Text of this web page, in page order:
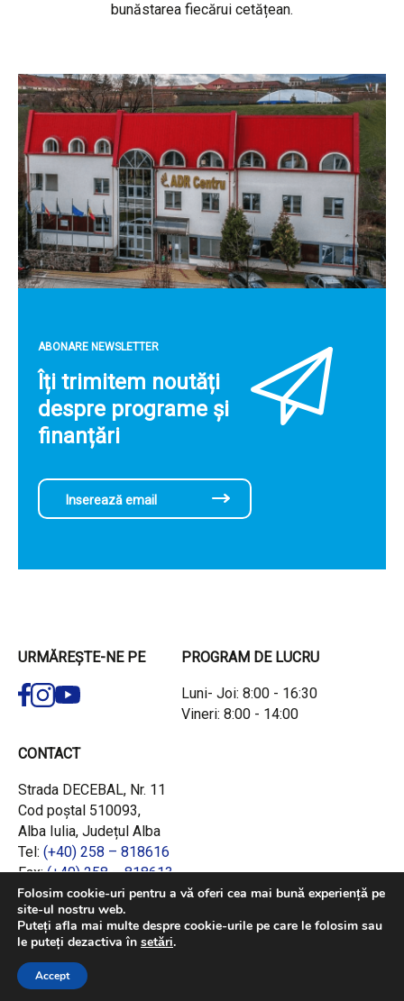
bunăstarea fiecărui cetățean.
ABONARE NEWSLETTER
Îți trimitem noutăți
despre programe și
finanțări
URMĂREȘTE-NE PE PROGRAM DE LUCRU
Luni- Joi: 8:00 - 16:30
Vineri: 8:00 - 14:00
CONTACT
Strada DECEBAL, Nr. 11
Cod poștal 510093,
Alba Iulia, Județul Alba
Tel: (+40) 258 – 818616
Fax:(+40) 258 – 818613
Email:office@adrcentru.ro
LINK-URI RAPIDE
Consiliul European
Folosim cookie-uri pentru a vă oferi cea mai bună experiență pe
site-ul nostru web.
Puteți afla mai multe despre cookie-urile pe care le folosim sau
le puteți dezactiva în setări.
Accept